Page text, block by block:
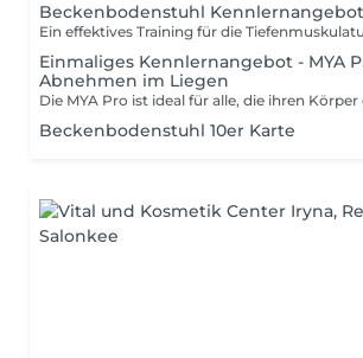
Beckenbodenstuhl Kennlernangebot
Einmaliges Kennlernangebot - MYA
Abnehmen im Liegen
Beckenbodenstuhl 10er Karte